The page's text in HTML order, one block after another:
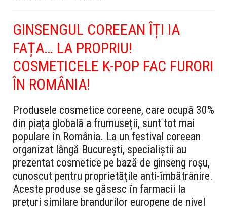
GINSENGUL COREEAN ÎȚI IA
FAȚA… LA PROPRIU!
COSMETICELE K-POP FAC FURORI
ÎN ROMÂNIA!
Produsele cosmetice coreene, care ocupă 30%
din piața globală a frumuseții, sunt tot mai
populare în România. La un festival coreean
organizat lângă București, specialiștii au
prezentat cosmetice pe bază de ginseng roșu,
cunoscut pentru proprietățile anti-îmbătrânire.
Aceste produse se găsesc în farmacii la
prețuri similare brandurilor europene de nivel